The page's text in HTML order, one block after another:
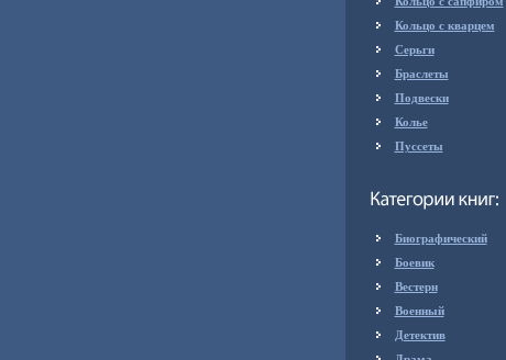
Кольцо с кварцем
Серьги
Браслеты
Подвески
Колье
Пуссеты
Биографический
Боевик
Вестерн
Военный
Детектив